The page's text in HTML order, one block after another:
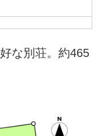
な別荘。約465